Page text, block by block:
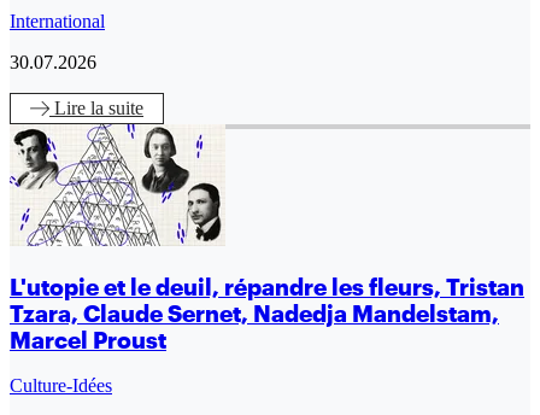
International
30.07.2026
Lire la suite
L'utopie et le deuil, répandre les fleurs, Tristan
Tzara, Claude Sernet, Nadedja Mandelstam,
Marcel Proust
Culture-Idées